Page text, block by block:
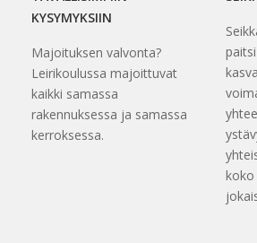
KYSYMYKSIIN
Majoituksen valvonta?
Leirikoulussa majoittuvat
kaikki samassa
rakennuksessa ja samassa
kerroksessa.
koko